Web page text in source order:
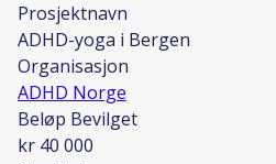
Prosjektnavn
ADHD-yoga i Bergen
Organisasjon
ADHD Norge
Beløp Bevilget
kr 40 000